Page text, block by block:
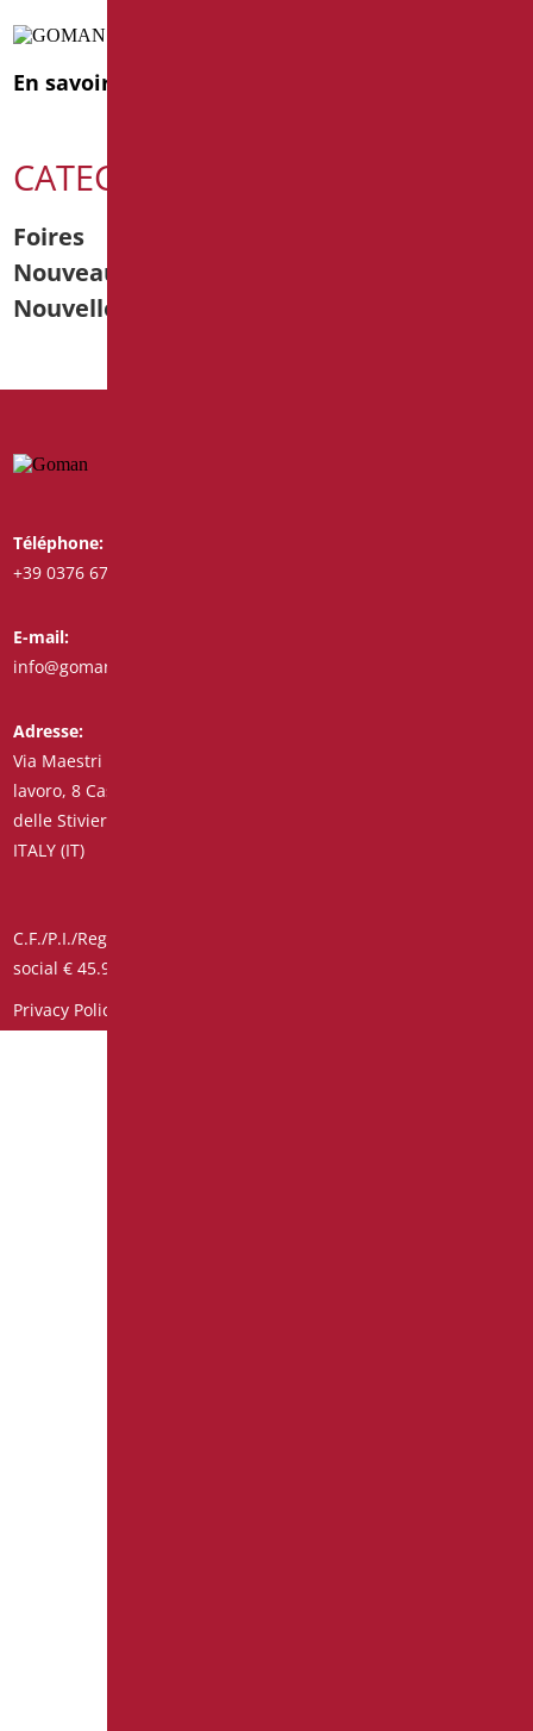
En savoir plus
CATEGORIE
Foires
Nouveautés produits
Nouvelles
Téléphone:
+39 0376 671780
E-mail:
info@goman.it
Adresse:
Via Maestri del
lavoro, 8 Castiglione
delle Stiviere 46043
ITALY (IT)
C.F./P.I./Reg. Impr. 01890020207 – R.E.A. n° 206739 – Capital
social € 45.900,00 Code unique 7HE8RN5
Privacy Policy